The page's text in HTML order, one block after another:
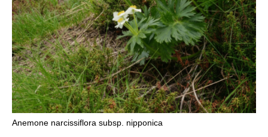
Anemone narcissiflora subsp. nipponica